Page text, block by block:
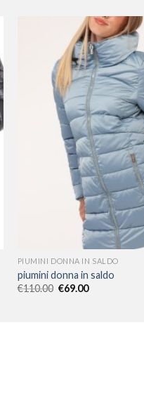
PIUMINI DONNA IN SALDO
piumini donna in saldo
€110.00 €69.00